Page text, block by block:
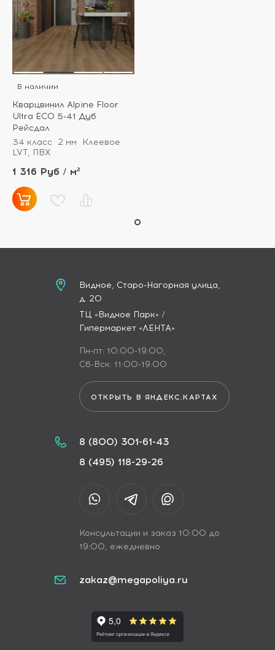
В наличии
Кварцвинил Alpine Floor
Ultra ECO 5-41 Дуб
Рейсдал
34 класс
2 мм
Клеевое
LVT, ПВХ
1 316 Руб / м²
Видное, Старо-Нагорная улица,
д. 20
ТЦ «Видное Парк» /
Гипермаркет «ЛЕНТА»
Пн-пт: 10:00-19:00,
Сб-Вск: 11:00-19:00
ОТКРЫТЬ В ЯНДЕКС.КАРТАХ
8 (800) 301-61-43
8 (495) 118-29-26
Консультации и заказ 10:00 до
19:00, ежедневно
zakaz@megapoliya.ru